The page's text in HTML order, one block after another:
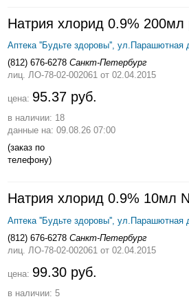
Натрия хлорид 0.9% 200мл
Аптека ''Будьте здоровы'', ул.Парашютная
(812) 676-6278 Санкт-Петербург
лиц. ЛО-78-02-002061 от 02.04.2015
цена: 95.37 руб.
в наличии: 18
данные на: 09.08.26 07:00
(заказ по
телефону)
Натрия хлорид 0.9% 10мл
Аптека ''Будьте здоровы'', ул.Парашютная
(812) 676-6278 Санкт-Петербург
лиц. ЛО-78-02-002061 от 02.04.2015
цена: 99.30 руб.
в наличии: 5